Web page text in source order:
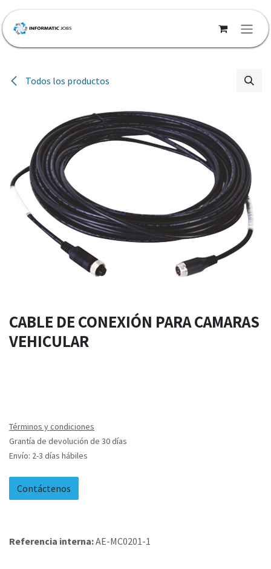
Ir al contenido
Todos los productos
CABLE DE CONEXIÓN PARA CAMARAS
VEHICULAR
Términos y condiciones
Grantía de devolución de 30 días
Envío: 2-3 días hábiles
Contáctenos
Referencia interna:AE-MC0201-1